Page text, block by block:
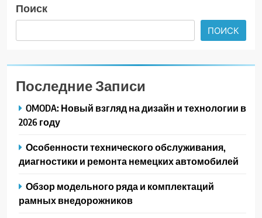
Поиск
ПОИСК
Последние Записи
OMODA: Новый взгляд на дизайн и технологии в
2026 году
Особенности технического обслуживания,
диагностики и ремонта немецких автомобилей
Обзор модельного ряда и комплектаций
рамных внедорожников